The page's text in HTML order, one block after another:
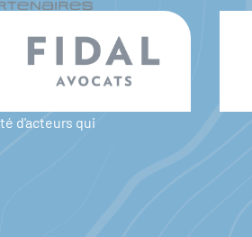
d'acteurs qui